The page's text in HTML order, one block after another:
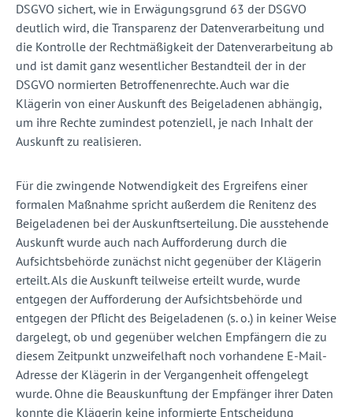
DSGVO sichert, wie in Erwägungsgrund 63 der DSGVO
deutlich wird, die Transparenz der Datenverarbeitung und
die Kontrolle der Rechtmäßigkeit der Datenverarbeitung ab
und ist damit ganz wesentlicher Bestandteil der in der
DSGVO normierten Betroffenenrechte. Auch war die
Klägerin von einer Auskunft des Beigeladenen abhängig,
um ihre Rechte zumindest potenziell, je nach Inhalt der
Auskunft zu realisieren.
Für die zwingende Notwendigkeit des Ergreifens einer
formalen Maßnahme spricht außerdem die Renitenz des
Beigeladenen bei der Auskunftserteilung. Die ausstehende
Auskunft wurde auch nach Aufforderung durch die
Aufsichtsbehörde zunächst nicht gegenüber der Klägerin
erteilt. Als die Auskunft teilweise erteilt wurde, wurde
entgegen der Aufforderung der Aufsichtsbehörde und
entgegen der Pflicht des Beigeladenen (s. o.) in keiner Weise
dargelegt, ob und gegenüber welchen Empfängern die zu
diesem Zeitpunkt unzweifelhaft noch vorhandene E-Mail-
Adresse der Klägerin in der Vergangenheit offengelegt
wurde. Ohne die Beauskunftung der Empfänger ihrer Daten
konnte die Klägerin keine informierte Entscheidung